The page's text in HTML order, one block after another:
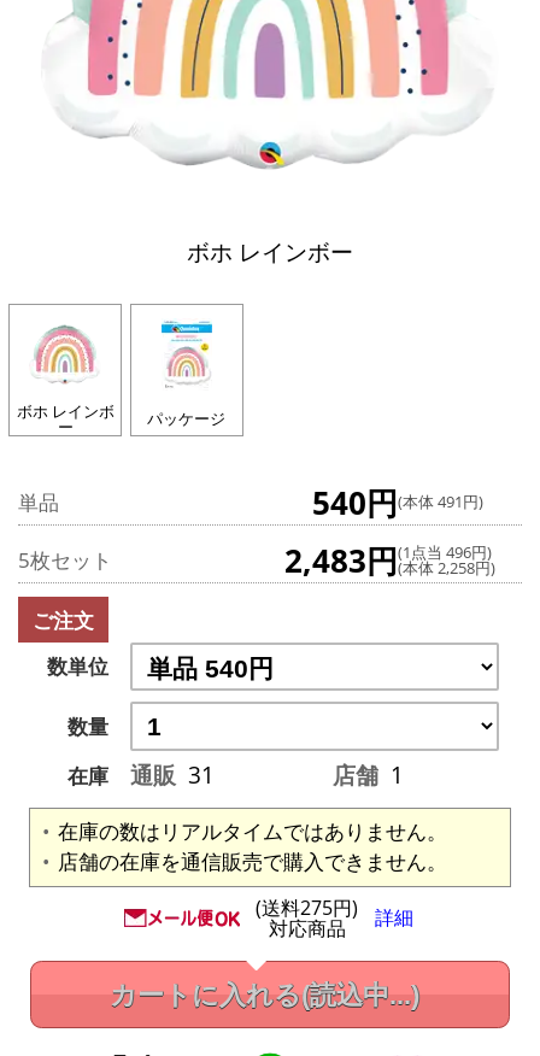
ボホ レインボー
ボホ レインボ
ー パッケージ
単品 540円(本体 491円)
5枚セット 2,483円(1点当 496円)
(本体 2,258円)
ご注文
数単位
数量
在庫
通販 31 店舗 1
在庫の数はリアルタイムではありません。
店舗の在庫を通信販売で購入できません。
(送料275円)
対応商品 詳細
カートに入れる(読込中...)